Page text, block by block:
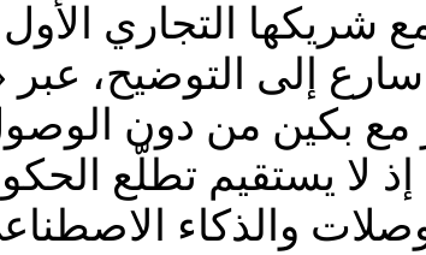
إلى التوضيح، عبر
مع بكين من دون
لا يستقيم تطلّع
والذكاء